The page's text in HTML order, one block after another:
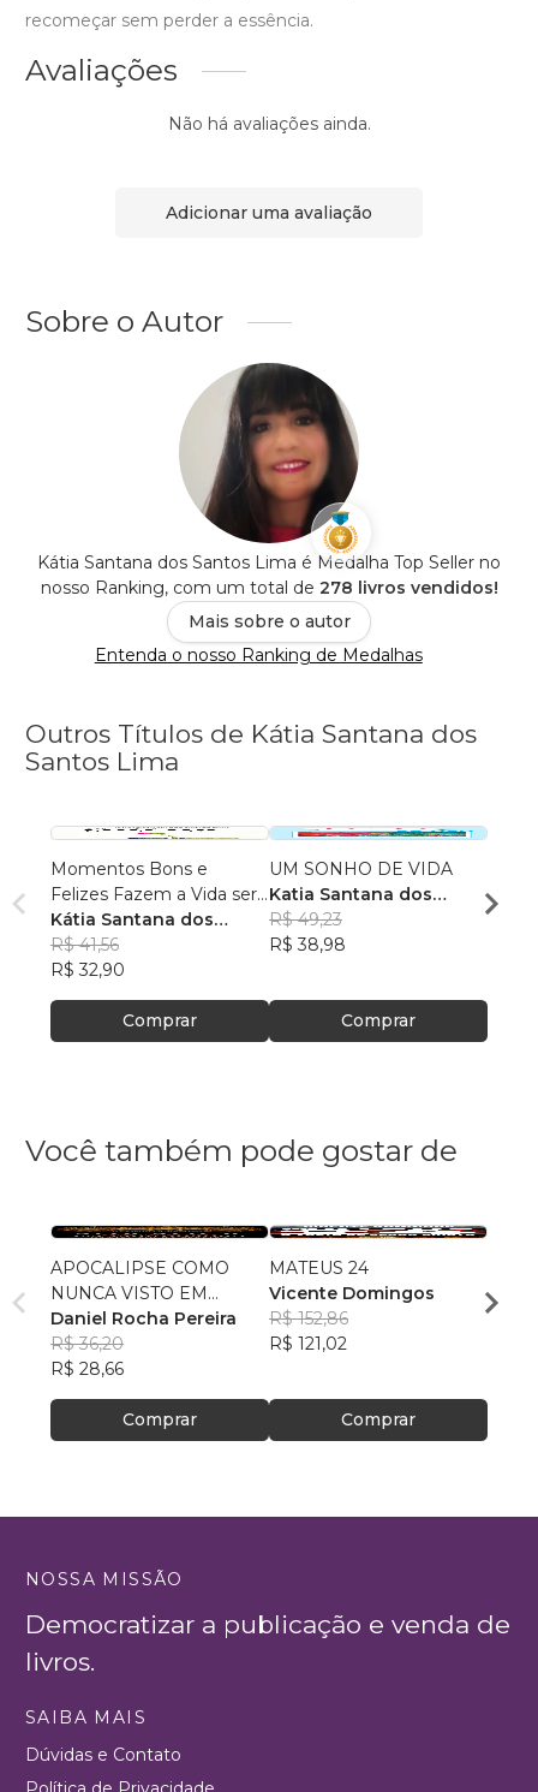
recomeçar sem perder a essência.
Avaliações
Não há avaliações ainda.
Adicionar uma avaliação
Sobre o Autor
Kátia Santana dos Santos Lima é Medalha Top Seller no
nosso Ranking, com um total de 278 livros vendidos!
Mais sobre o autor
Entenda o nosso Ranking de Medalhas
Outros Títulos de Kátia Santana dos
Santos Lima
Momentos Bons e
Felizes Fazem a Vida ser
Fantástica
Kátia Santana dos
Santos Lima
R$ 41,56
R$ 32,90
Comprar
UM SONHO DE VIDA
Katia Santana dos
Santos Lima
R$ 49,23
R$ 38,98
Comprar
Katia
R$
Você também pode gostar de
APOCALIPSE COMO
NUNCA VISTO EM
CRONOLOGIA
Daniel Rocha Pereira
R$ 36,20
R$ 28,66
Comprar
MATEUS 24
Vicente Domingos
R$ 152,86
R$ 121,02
Comprar
NOSSA MISSÃO
Democratizar a publicação e venda de
livros.
SAIBA MAIS
Dúvidas e Contato